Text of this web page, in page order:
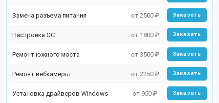
Замена разъема питания от 2500 ₽ Заказать
Настройка ОС от 1800 ₽ Заказать
Ремонт южного моста от 3500 ₽ Заказать
Ремонт вебкамеры от 2250 ₽ Заказать
Установка драйверов Windows от 950 ₽ Заказать